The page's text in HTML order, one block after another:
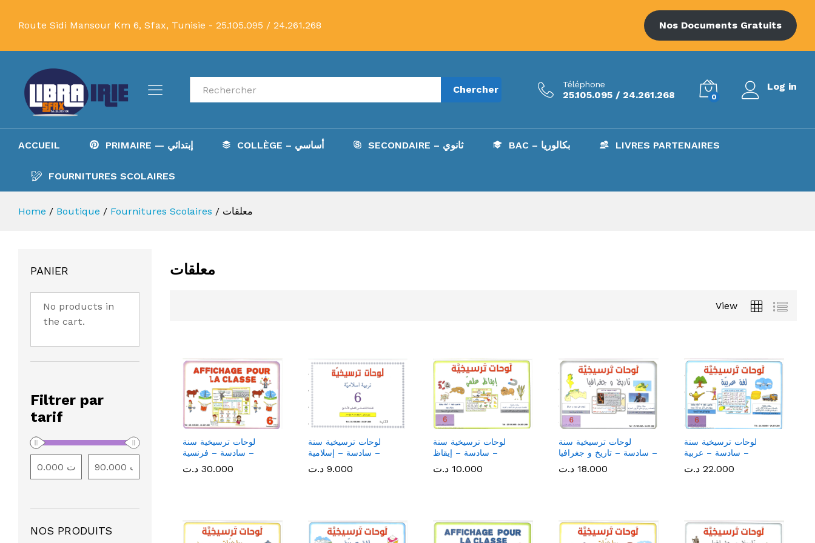
Route Sidi Mansour Km 6, Sfax, Tunisie - 25.105.095 / 24.261.268 Nos Documents Gratuits
Recherche Chercher Téléphone
25.105.095 / 24.261.268 0
Log in
ACCUEIL PRIMAIRE — إبتدائي COLLÈGE – أساسي SECONDAIRE – ثانوي BAC – بكالوريا LIVRES PARTENAIRES
FOURNITURES SCOLAIRES
Home / Boutique / Fournitures Scolaires / معلقات
معلقات
View
لوحات ترسيخية سنة
سادسة – فرنسية –
30.000 د.ت 30.000 د.ت
لوحات ترسيخية سنة
سادسة – إسلامية –
9.000 د.ت 9.000 د.ت
لوحات ترسيخية سنة
سادسة – إيقاظ –
10.000 د.ت 10.000 د.ت
لوحات ترسيخية سنة
سادسة – تاريخ و جغرافيا –
18.000 د.ت 18.000 د.ت
لوحات ترسيخية سنة
سادسة – عربية –
22.000 د.ت 22.000 د.ت
PANIER
No products in
the cart.
Filtrer par
tarif
NOS PRODUITS